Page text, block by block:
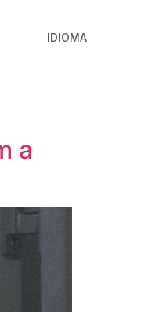
IDIOMA
a